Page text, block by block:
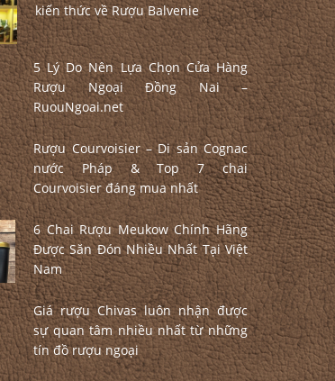
kiến thức về Rượu Balvenie
5 Lý Do Nên Lựa Chọn Cửa Hàng
Rượu Ngoại Đồng Nai –
RuouNgoai.net
Rượu Courvoisier – Di sản Cognac
nước Pháp & Top 7 chai
Courvoisier đáng mua nhất
6 Chai Rượu Meukow Chính Hãng
Được Săn Đón Nhiều Nhất Tại Việt
Nam
Giá rượu Chivas luôn nhận được
sự quan tâm nhiều nhất từ những
tín đồ rượu ngoại